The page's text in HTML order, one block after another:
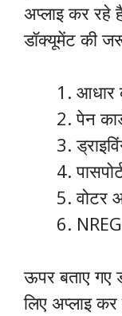
अप्लाइ कर रहे
डॉक्यूमेंट की
आधार
पेन
वोटर
ऊपर बताए गए
लिए अप्लाइ